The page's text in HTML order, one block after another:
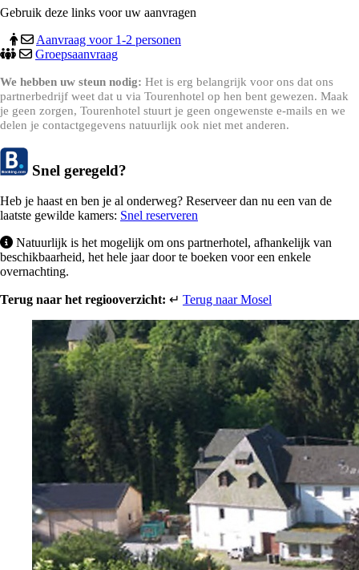
Gebruik deze links voor uw aanvragen
Aanvraag voor 1-2 personen
Groepsaanvraag
We hebben uw steun nodig: Het is erg belangrijk voor ons dat ons
partnerbedrijf weet dat u via Tourenhotel op hen bent gewezen. Maak
je geen zorgen, Tourenhotel stuurt je geen ongewenste e-mails en we
delen je contactgegevens natuurlijk ook niet met anderen.
Snel geregeld?
Heb je haast en ben je al onderweg? Reserveer dan nu een van de
laatste gewilde kamers: Snel reserveren
Natuurlijk is het mogelijk om ons partnerhotel, afhankelijk van
beschikbaarheid, het hele jaar door te boeken voor een enkele
overnachting.
Terug naar het regiooverzicht: ↵ Terug naar Mosel